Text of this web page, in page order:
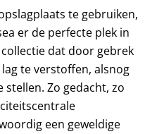
te gebruiken,
er de perfecte plek in
dat door gebrek
te verstoffen, alsnog
Zo gedacht, zo
een geweldige